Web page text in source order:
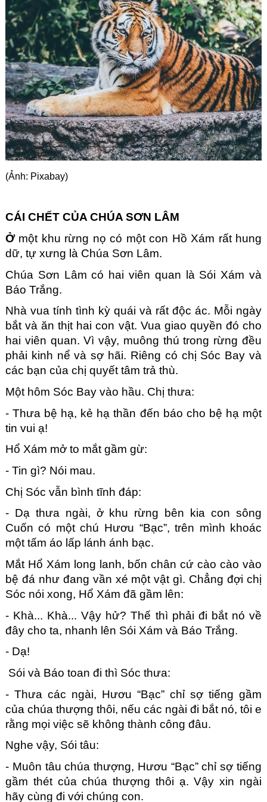
Góc chia sẻ
Liên hệ
Tìm kiếm
(Ảnh: Pixabay)
CÁI CHẾT CỦA CHÚA SƠN LÂM
Ở một khu rừng nọ có một con Hồ Xám rất hung
dữ, tự xưng là Chúa Sơn Lâm.
Chúa Sơn Lâm có hai viên quan là Sói Xám và
Báo Trắng.
Nhà vua tính tình kỳ quái và rất độc ác. Mỗi ngày
bắt và ăn thịt hai con vật. Vua giao quyền đó cho
hai viên quan. Vì vậy, muông thú trong rừng đều
phải kinh nể và sợ hãi. Riêng có chị Sóc Bay và
các bạn của chị quyết tâm trả thù.
Một hôm Sóc Bay vào hầu. Chị thưa:
- Thưa bệ hạ, kẻ hạ thần đến báo cho bệ hạ một
tin vui ạ!
Hổ Xám mở to mắt gầm gừ:
- Tin gì? Nói mau.
Chị Sóc vẫn bình tĩnh đáp:
- Dạ thưa ngài, ở khu rừng bên kia con sông
Cuốn có một chú Hươu “Bạc”, trên mình khoác
một tấm áo lấp lánh ánh bạc.
Mắt Hổ Xám long lanh, bốn chân cứ cào cào vào
bệ đá như đang vần xé một vật gì. Chẳng đợi chị
Sóc nói xong, Hổ Xám đã gầm lên:
- Khà... Khà... Vậy hử? Thế thì phải đi bắt nó về
đây cho ta, nhanh lên Sói Xám và Báo Trắng.
- Dạ!
Sói và Báo toan đi thì Sóc thưa:
- Thưa các ngài, Hươu “Bạc” chỉ sợ tiếng gầm
của chúa thượng thôi, nếu các ngài đi bắt nó, tôi e
rằng mọi việc sẽ không thành công đâu.
Nghe vậy, Sói tâu:
- Muôn tâu chúa thượng, Hươu “Bạc” chỉ sợ tiếng
gầm thét của chúa thượng thôi ạ. Vậy xin ngài
hãy cùng đi với chúng con.